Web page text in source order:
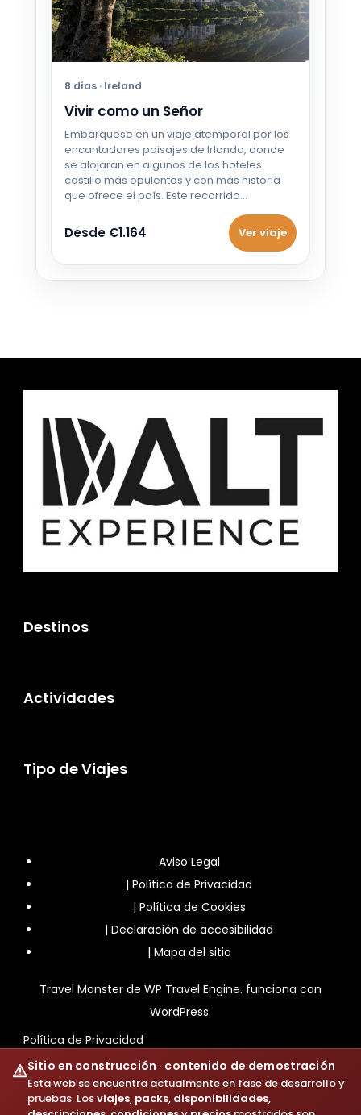
Sitio en construcción · contenido de demostración
Esta web se encuentra actualmente en fase de desarrollo y
pruebas. Losviajes, packs, disponibilidades,
8 días · Ireland
Vivir como un Señor
Embárquese en un viaje atemporal por los
encantadores paisajes de Irlanda, donde
se alojaran en algunos de los hoteles
castillo más opulentos y con más historia
que ofrece el país. Este recorrido…
Desde €1.164 Ver viaje
Destinos
Actividades
Tipo de Viajes
Aviso Legal
| Política de Privacidad
| Política de Cookies
| Declaración de accesibilidad
| Mapa del sitio
Travel Monster de WP Travel Engine. funciona con
WordPress.
Política de Privacidad